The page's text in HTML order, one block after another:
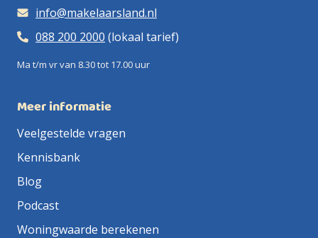
info@makelaarsland.nl
088 200 2000 (lokaal tarief)
Ma t/m vr van 8.30 tot 17.00 uur
Meer informatie
Veelgestelde vragen
Kennisbank
Blog
Podcast
Woningwaarde berekenen